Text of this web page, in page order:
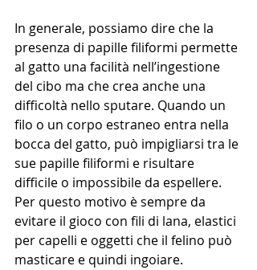
In generale, possiamo dire che la
presenza di papille filiformi permette
al gatto una facilità nell’ingestione
del cibo ma che crea anche una
difficoltà nello sputare. Quando un
filo o un corpo estraneo entra nella
bocca del gatto, può impigliarsi tra le
sue papille filiformi e risultare
difficile o impossibile da espellere.
Per questo motivo è sempre da
evitare il gioco con fili di lana, elastici
per capelli e oggetti che il felino può
masticare e quindi ingoiare.